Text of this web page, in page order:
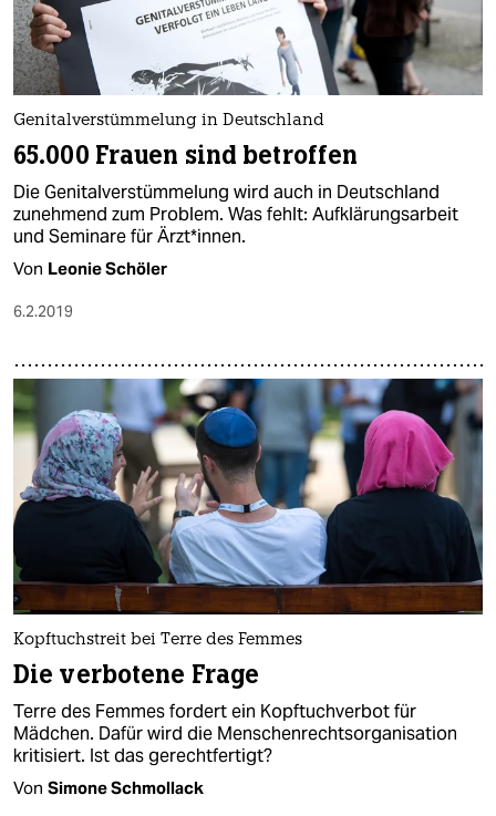
Genitalverstümmelung in Deutschland
65.000 Frauen sind betroffen
Die Genitalverstümmelung wird auch in Deutschland
zunehmend zum Problem. Was fehlt: Aufklärungsarbeit
und Seminare für Ärzt*innen.
Von Leonie Schöler
6.2.2019
Kopftuchstreit bei Terre des Femmes
Die verbotene Frage
Terre des Femmes fordert ein Kopftuchverbot für
Mädchen. Dafür wird die Menschenrechtsorganisation
kritisiert. Ist das gerechtfertigt?
Von Simone Schmollack